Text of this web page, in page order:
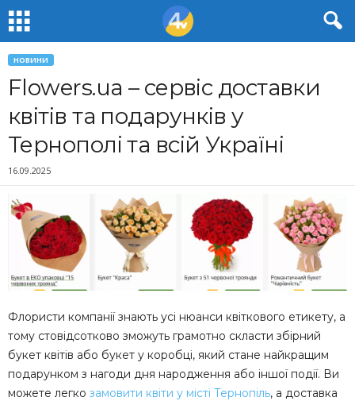
НОВИНИ
Flowers.ua – сервіс доставки
квітів та подарунків у
Тернополі та всій Україні
16.09.2025
Флористи компанії знають усі нюанси квіткового етикету, а
тому стовідсотково зможуть грамотно скласти збірний
букет квітів або букет у коробці, який стане найкращим
подарунком з нагоди дня народження або іншої події. Ви
можете легко замовити квіти у місті Тернопіль, а доставка